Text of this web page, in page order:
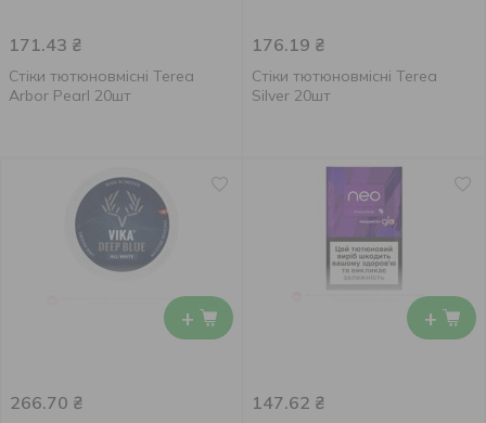
171.43 ₴
Стіки тютюновмісні Terea
Arbor Pearl 20шт
176.19 ₴
Стіки тютюновмісні Terea
Silver 20шт
+
266.70 ₴
+
147.62 ₴